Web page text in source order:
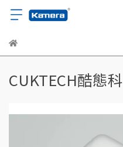
CUKTECH酷態科